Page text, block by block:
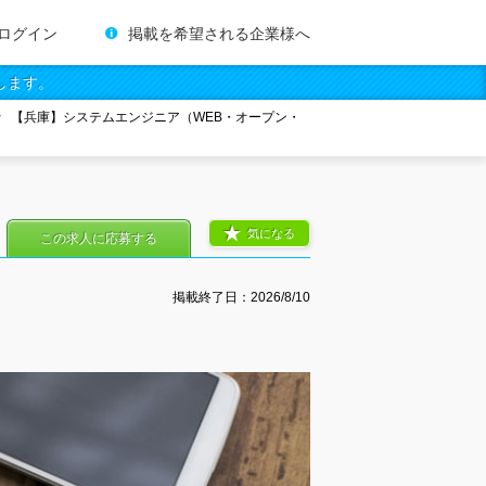
グイン 掲載を希望される企業様へ
す。
【兵庫】システムエンジニア（WEB・オープン・
掲載終了日： 2026/8/10
気になる
この求人に応募する